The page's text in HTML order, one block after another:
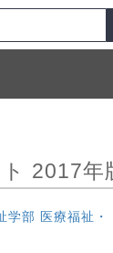
2017年
学部 医療福祉・